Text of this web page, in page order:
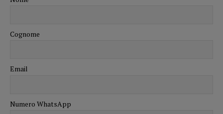
Cognome
Email
Numero WhatsApp